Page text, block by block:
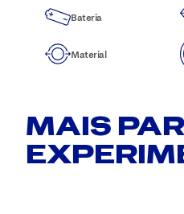
Bateria
Material
MAIS